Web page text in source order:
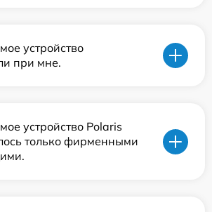
устройство
при мне.
устройство Polaris
только фирменными